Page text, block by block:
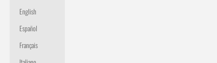
English
Español
Français